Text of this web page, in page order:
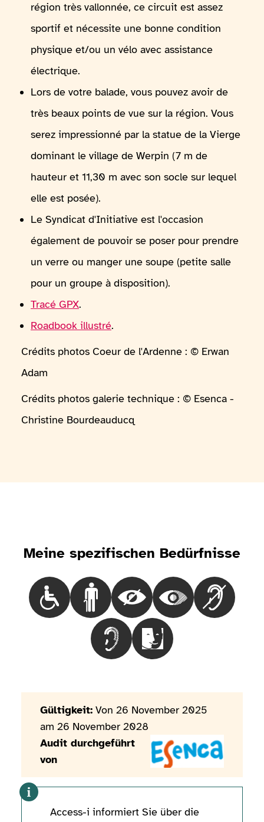
région très vallonnée, ce circuit est assez
sportif et nécessite une bonne condition
physique et/ou un vélo avec assistance
électrique.
Lors de votre balade, vous pouvez avoir de
très beaux points de vue sur la région. Vous
serez impressionné par la statue de la Vierge
dominant le village de Werpin (7 m de
hauteur et 11,30 m avec son socle sur lequel
elle est posée).
Le Syndicat d'Initiative est l'occasion
également de pouvoir se poser pour prendre
un verre ou manger une soupe (petite salle
pour un groupe à disposition).
Tracé GPX.
Roadbook illustré.
Crédits photos Coeur de l'Ardenne : © Erwan
Adam
Crédits photos galerie technique : © Esenca -
Christine Bourdeauducq
Meine spezifischen Bedürfnisse
Choisir le besoinRollstuhlfahrende Menschen
Choisir le besoinMenschen mit
Choisir le besoinBlinde
Choisir leChoisir le
Choisir le besoinMenschen mit
Choisir le
Gültigkeit: Von 26 November 2025
am 26 November 2028
Audit durchgeführt
von
Access-i informiert Sie über die